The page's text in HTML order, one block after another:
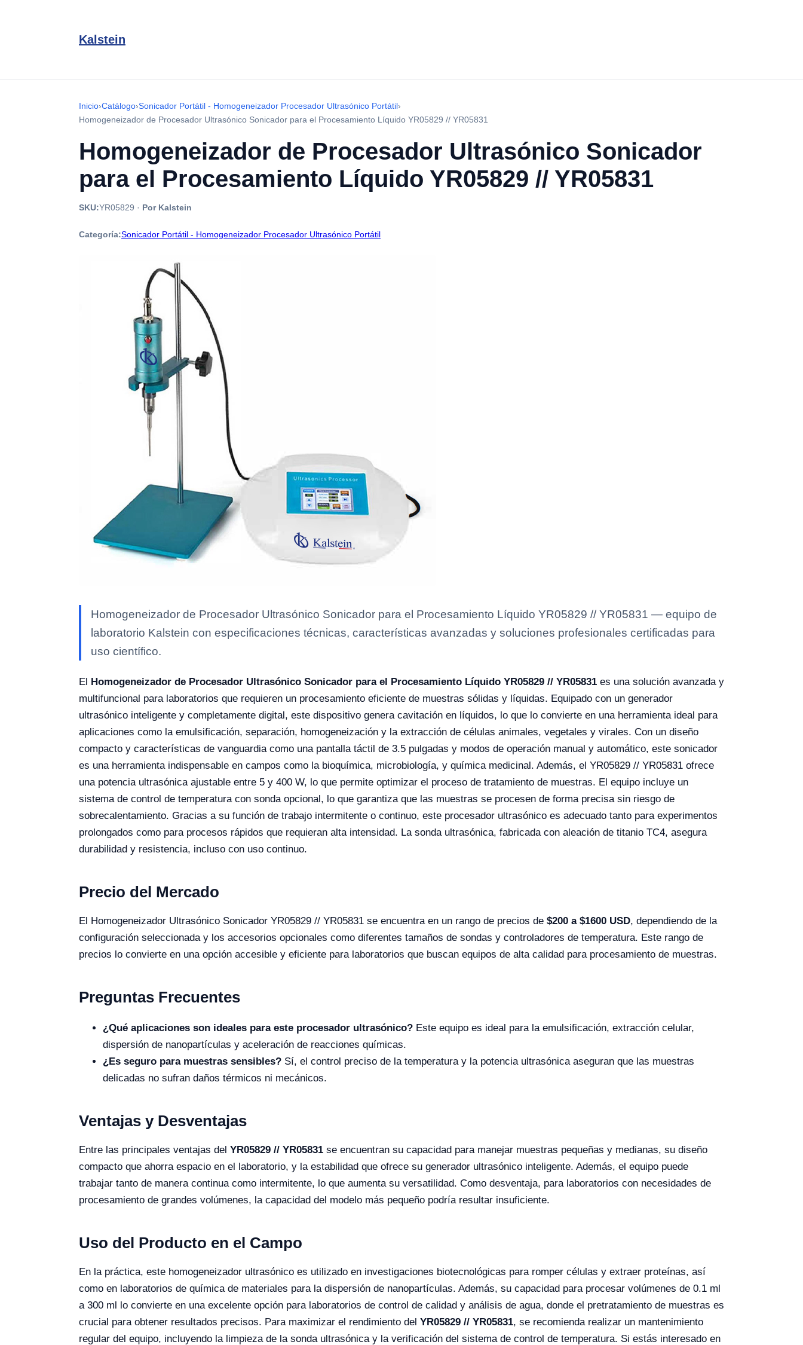
Kalstein
Inicio›Catálogo›Sonicador Portátil - Homogeneizador Procesador Ultrasónico Portátil›
Homogeneizador de Procesador Ultrasónico Sonicador para el Procesamiento Líquido YR05829 // YR05831
Homogeneizador de Procesador Ultrasónico Sonicador
para el Procesamiento Líquido YR05829 // YR05831
SKU:YR05829 · Por Kalstein
Categoría:Sonicador Portátil - Homogeneizador Procesador Ultrasónico Portátil
Homogeneizador de Procesador Ultrasónico Sonicador para el Procesamiento Líquido YR05829 // YR05831 — equipo de
laboratorio Kalstein con especificaciones técnicas, características avanzadas y soluciones profesionales certificadas para
uso científico.
El Homogeneizador de Procesador Ultrasónico Sonicador para el Procesamiento Líquido YR05829 // YR05831 es una solución avanzada y
multifuncional para laboratorios que requieren un procesamiento eficiente de muestras sólidas y líquidas. Equipado con un generador
ultrasónico inteligente y completamente digital, este dispositivo genera cavitación en líquidos, lo que lo convierte en una herramienta ideal para
aplicaciones como la emulsificación, separación, homogeneización y la extracción de células animales, vegetales y virales. Con un diseño
compacto y características de vanguardia como una pantalla táctil de 3.5 pulgadas y modos de operación manual y automático, este sonicador
es una herramienta indispensable en campos como la bioquímica, microbiología, y química medicinal. Además, el YR05829 // YR05831 ofrece
una potencia ultrasónica ajustable entre 5 y 400 W, lo que permite optimizar el proceso de tratamiento de muestras. El equipo incluye un
sistema de control de temperatura con sonda opcional, lo que garantiza que las muestras se procesen de forma precisa sin riesgo de
sobrecalentamiento. Gracias a su función de trabajo intermitente o continuo, este procesador ultrasónico es adecuado tanto para experimentos
prolongados como para procesos rápidos que requieran alta intensidad. La sonda ultrasónica, fabricada con aleación de titanio TC4, asegura
durabilidad y resistencia, incluso con uso continuo.
Precio del Mercado
El Homogeneizador Ultrasónico Sonicador YR05829 // YR05831 se encuentra en un rango de precios de $200 a $1600 USD, dependiendo de la
configuración seleccionada y los accesorios opcionales como diferentes tamaños de sondas y controladores de temperatura. Este rango de
precios lo convierte en una opción accesible y eficiente para laboratorios que buscan equipos de alta calidad para procesamiento de muestras.
Preguntas Frecuentes
¿Qué aplicaciones son ideales para este procesador ultrasónico? Este equipo es ideal para la emulsificación, extracción celular,
dispersión de nanopartículas y aceleración de reacciones químicas.
¿Es seguro para muestras sensibles? Sí, el control preciso de la temperatura y la potencia ultrasónica aseguran que las muestras
delicadas no sufran daños térmicos ni mecánicos.
Ventajas y Desventajas
Entre las principales ventajas del YR05829 // YR05831 se encuentran su capacidad para manejar muestras pequeñas y medianas, su diseño
compacto que ahorra espacio en el laboratorio, y la estabilidad que ofrece su generador ultrasónico inteligente. Además, el equipo puede
trabajar tanto de manera continua como intermitente, lo que aumenta su versatilidad. Como desventaja, para laboratorios con necesidades de
procesamiento de grandes volúmenes, la capacidad del modelo más pequeño podría resultar insuficiente.
Uso del Producto en el Campo
En la práctica, este homogeneizador ultrasónico es utilizado en investigaciones biotecnológicas para romper células y extraer proteínas, así
como en laboratorios de química de materiales para la dispersión de nanopartículas. Además, su capacidad para procesar volúmenes de 0.1 ml
a 300 ml lo convierte en una excelente opción para laboratorios de control de calidad y análisis de agua, donde el pretratamiento de muestras es
crucial para obtener resultados precisos. Para maximizar el rendimiento del YR05829 // YR05831, se recomienda realizar un mantenimiento
regular del equipo, incluyendo la limpieza de la sonda ultrasónica y la verificación del sistema de control de temperatura. Si estás interesado en